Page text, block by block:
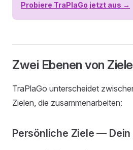
Probiere TraPlaGo jetzt aus →
Zwei Ebenen von
TraPlaGo unterscheidet
Zielen, die zusammenarbeiten:
Persönliche Ziele — Dein